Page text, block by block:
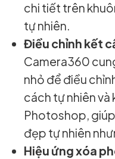
chi tiết trên
tự nhiên.
Điều chỉnh kết
Camera360
nhỏ để điều
cách tự nhiên và
Photoshop,
đẹp tự nhiên
Hiệu ứng xóa